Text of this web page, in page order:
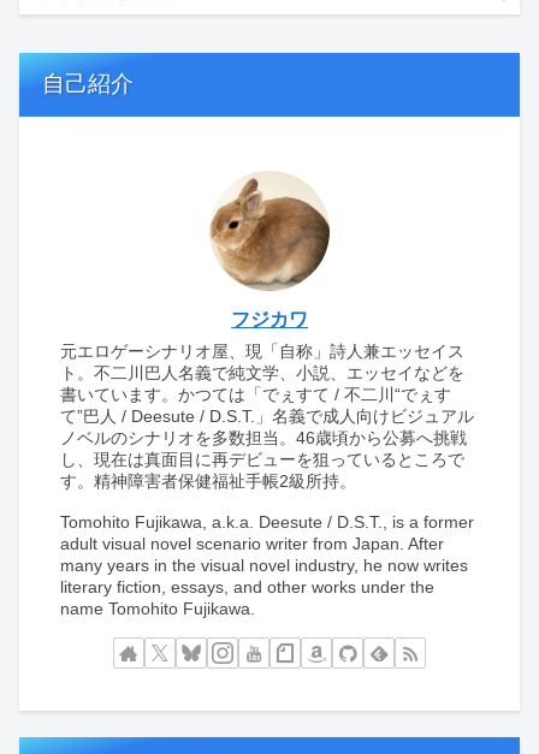
自己紹介
フジカワ
元エロゲーシナリオ屋、現「自称」詩人兼エッセイス
ト。不二川巴人名義で純文学、小説、エッセイなどを
書いています。かつては「でぇすて / 不二川“でぇす
て”巴人 / Deesute / D.S.T.」名義で成人向けビジュアル
ノベルのシナリオを多数担当。46歳頃から公募へ挑戦
し、現在は真面目に再デビューを狙っているところで
す。精神障害者保健福祉手帳2級所持。
Tomohito Fujikawa, a.k.a. Deesute / D.S.T., is a former
adult visual novel scenario writer from Japan. After
many years in the visual novel industry, he now writes
literary fiction, essays, and other works under the
name Tomohito Fujikawa.